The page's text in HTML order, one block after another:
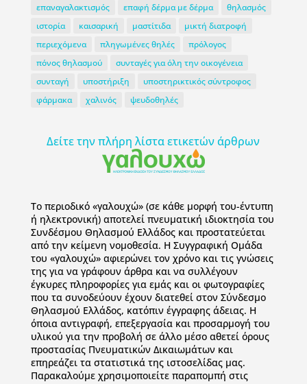
επαναγαλακτισμός
επαφή δέρμα με δέρμα
θηλασμός
ιστορία
καισαρική μαστίτιδα
μικτή διατροφή
περιεχόμενα
πληγωμένες θηλές
πρόλογος
πόνος θηλασμού
συνταγές για όλη την οικογένεια
συνταγή
υποστήριξη
υποστηρικτικός σύντροφος
φάρμακα
χαλινός ψευδοθηλές
Δείτε την πλήρη λίστα ετικετών άρθρων
To περιοδικό «γαλουχώ» (σε κάθε μορφή του-έντυπη
ή ηλεκτρονική) αποτελεί πνευματική ιδιοκτησία του
Συνδέσμου Θηλασμού Ελλάδος και προστατεύεται
από την κείμενη νομοθεσία. Η Συγγραφική Ομάδα
του «γαλουχώ» αφιερώνει τον χρόνο και τις γνώσεις
της για να γράφουν άρθρα και να συλλέγουν
έγκυρες πληροφορίες για εμάς και οι φωτογραφίες
που τα συνοδεύουν έχουν διατεθεί στον Σύνδεσμο
Θηλασμού Ελλάδος, κατόπιν έγγραφης άδειας. Η
όποια αντιγραφή, επεξεργασία και προσαρμογή του
υλικού για την προβολή σε άλλο μέσο αθετεί όρους
προστασίας Πνευματικών Δικαιωμάτων και
επηρεάζει τα στατιστικά της ιστοσελίδας μας.
Παρακαλούμε χρησιμοποιείτε παραπομπή στις